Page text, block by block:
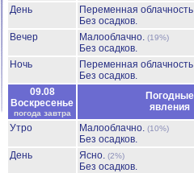
День
Переменная
Без осадков.
Вечер
Малооблачно. (19%)
Без осадков.
Ночь
Переменная
Без осадков.
09.08
Воскресенье
погода завтра
Погодные
явления
Утро
Малооблачно. (10%)
Без осадков.
День
Ясно. (2%)
Без осадков.